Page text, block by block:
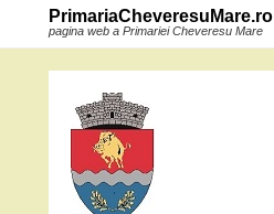
PrimariaCheveresuMare.ro
pagina web a Primariei Cheveresu Mare